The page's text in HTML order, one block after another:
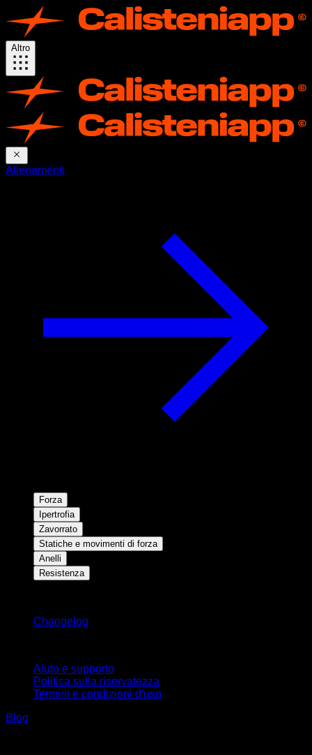
Altro
Allenamenti
Forza
Ipertrofia
Zavorrato
Statiche e movimenti di forza
Anelli
Resistenza
Changelog
Aiuto e supporto
Politica sulla riservatezza
Termini e condizioni d'uso
Blog